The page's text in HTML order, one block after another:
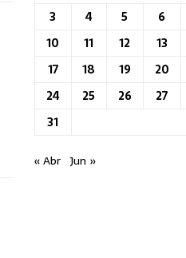
3
4 5 6
10
11 12 13
17
18 19 20
24
25 26 27
31
« Abr Jun »